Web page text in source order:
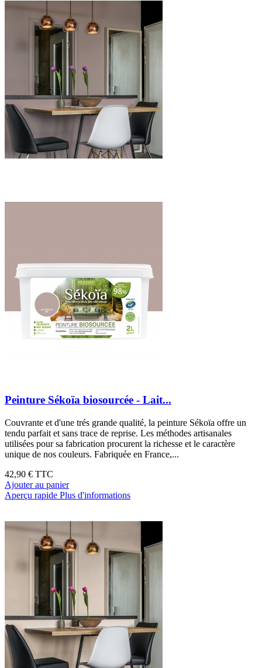
Peinture Sékoïa biosourcée - Lait...
Couvrante et d'une trés grande qualité, la peinture Sékoïa offre un
tendu parfait et sans trace de reprise. Les méthodes artisanales
utilisées pour sa fabrication procurent la richesse et le caractère
unique de nos couleurs. Fabriquée en France,...
42,90 € TTC
Ajouter au panier
Aperçu rapide Plus d'informations